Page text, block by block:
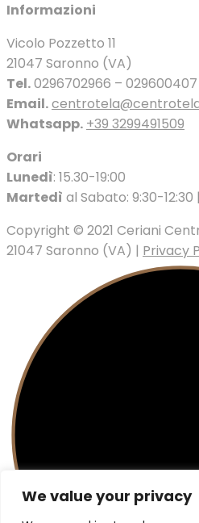
We value your privacy
Informazioni
Vicolo Pozzetto 11
21047 Saronno (VA)
Tel.0296702966 – 029600407
Email.
Whatsapp. +39 3299491509
Orari
Lunedì: 15.30-19:00
Martedì al Sabato: 9:30-12:30
Copyright © 2021 Ceriani
21047 Saronno (VA) | Privacy